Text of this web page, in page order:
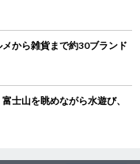
から雑貨まで約30ブランド
士山を眺めながら水遊び、